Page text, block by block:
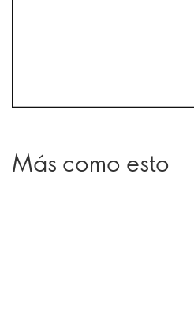
Más como esto